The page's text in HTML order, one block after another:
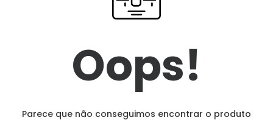
Oops!
Parece que não conseguimos encontrar o produto